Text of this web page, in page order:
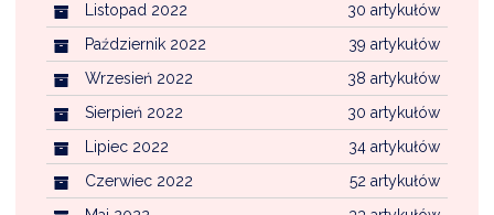
30 artykułów
Listopad 2022
39 artykułów
Październik 2022
38 artykułów
Wrzesień 2022
30 artykułów
Sierpień 2022
34 artykułów
Lipiec 2022
52 artykułów
Czerwiec 2022